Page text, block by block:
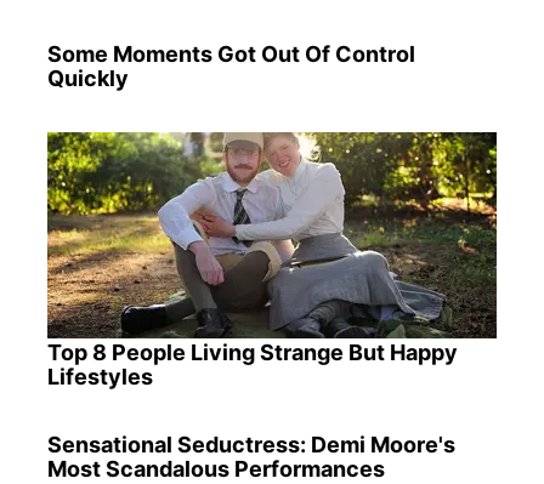
Some Moments Got Out Of Control
Quickly
Top 8 People Living Strange But Happy
Lifestyles
Sensational Seductress: Demi Moore's
Most Scandalous Performances